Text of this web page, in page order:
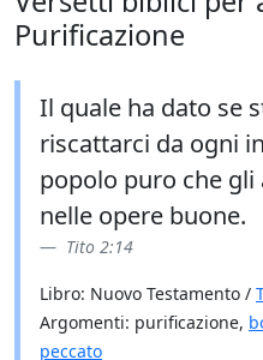
Purificazione
Il quale ha dato se
riscattarci da ogni
popolo puro che gli
nelle opere buone.
Tito 2:14
Libro: Nuovo Testamento /
Argomenti: purificazione,
peccato